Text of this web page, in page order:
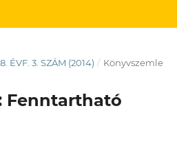
ÉVF. 3. SZÁM (2014) / Könyvszemle
Fenntartható